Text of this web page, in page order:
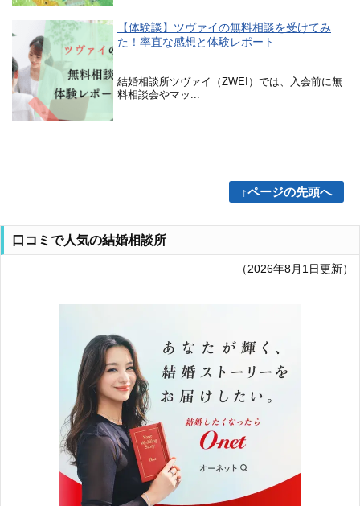
【体験談】ツヴァイの無料相談を受けてみ
た！率直な感想と体験レポート
結婚相談所ツヴァイ（ZWEI）では、入会前に無
料相談会やマッ...
↑ページの先頭へ
口コミで人気の結婚相談所
（2026年8月1日更新）